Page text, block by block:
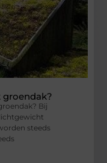
groendak?
Bij
steeds